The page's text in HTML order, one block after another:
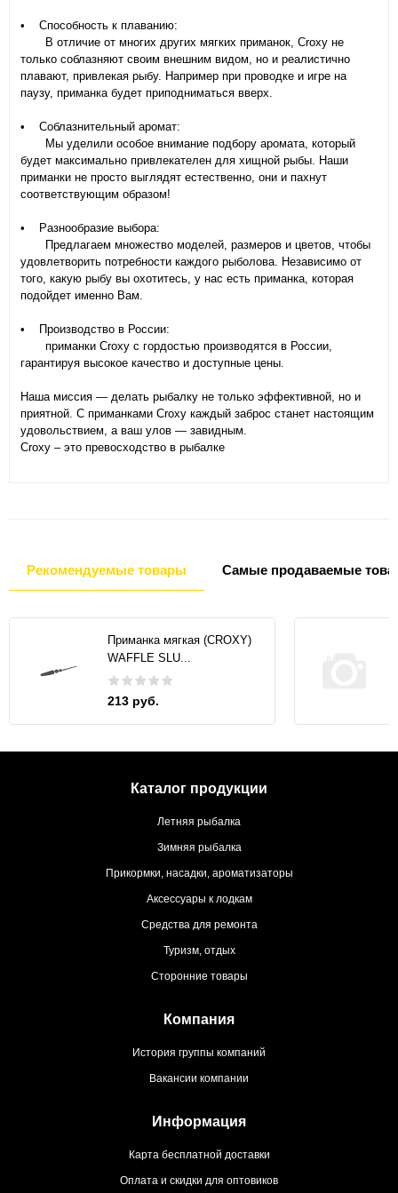
• Способность к плаванию:
В отличие от многих других мягких приманок, Croxy не
только соблазняют своим внешним видом, но и реалистично
плавают, привлекая рыбу. Например при проводке и игре на
паузу, приманка будет приподниматься вверх.
• Соблазнительный аромат:
Мы уделили особое внимание подбору аромата, который
будет максимально привлекателен для хищной рыбы. Наши
приманки не просто выглядят естественно, они и пахнут
соответствующим образом!
• Разнообразие выбора:
Предлагаем множество моделей, размеров и цветов, чтобы
удовлетворить потребности каждого рыболова. Независимо от
того, какую рыбу вы охотитесь, у нас есть приманка, которая
подойдет именно Вам.
• Производство в России:
приманки Croxy с гордостью производятся в России,
гарантируя высокое качество и доступные цены.
Наша миссия — делать рыбалку не только эффективной, но и
приятной. С приманками Croxy каждый заброс станет настоящим
удовольствием, а ваш улов — завидным.
Croxy – это превосходство в рыбалке
Рекомендуемые товары Самые продаваемые
Приманка мягкая (CROXY)
WAFFLE SLU...
213 руб.
Каталог продукции
Летняя рыбалка
Зимняя рыбалка
Прикормки, насадки, ароматизаторы
Аксессуары к лодкам
Средства для ремонта
Туризм, отдых
Сторонние товары
Компания
История группы компаний
Вакансии компании
Информация
Карта бесплатной доставки
Оплата и скидки для оптовиков